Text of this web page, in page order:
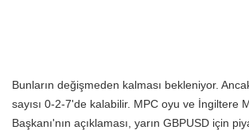
Bunların değişmeden kalması bekleniyor.
sayısı 0-2-7'de kalabilir. MPC oyu ve İngiltere
Başkanı'nın açıklaması, yarın GBPUSD için